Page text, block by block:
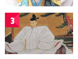
3